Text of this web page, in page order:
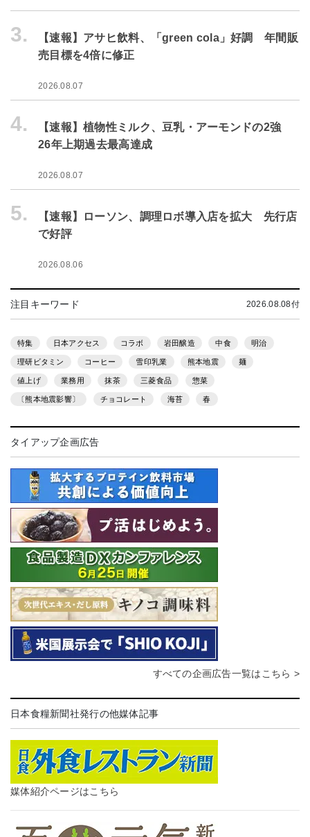
3.
【速報】アサヒ飲料、「green cola」好調 年間販
売目標を4倍に修正
2026.08.07
4.
【速報】植物性ミルク、豆乳・アーモンドの2強
26年上期過去最高達成
2026.08.07
5.
【速報】ローソン、調理ロボ導入店を拡大 先行店
で好評
2026.08.06
注目キーワード 2026.08.08付
特集 日本アクセス コラボ 岩田醸造 中食 明治
理研ビタミン コーヒー 雪印乳業 熊本地震 麺
値上げ 業務用 抹茶 三菱食品 惣菜
〔熊本地震影響〕 チョコレート 海苔 春
タイアップ企画広告
すべての企画広告一覧はこちら >
日本食糧新聞社発行の他媒体記事
媒体紹介ページはこちら